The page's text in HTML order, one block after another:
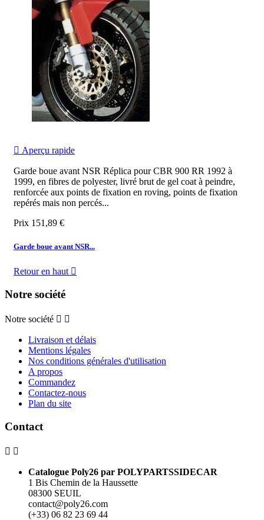
 Aperçu rapide
Garde boue avant NSR Réplica pour CBR 900 RR 1992 à
1999, en fibres de polyester, livré brut de gel coat à peindre,
renforcée aux points de fixation en roving, points de fixation
repérés mais non percés...
Prix 151,89 €
Garde boue avant NSR...
Retour en haut 
Notre société
Notre société  
Livraison et délais
Mentions légales
Nos conditions générales d'utilisation
A propos
Commandez
Contactez-nous
Plan du site
Contact
 
Catalogue Poly26 par POLYPARTSSIDECAR
1 Bis Chemin de la Haussette
08300 SEUIL
contact@poly26.com
(+33) 06 82 23 69 44